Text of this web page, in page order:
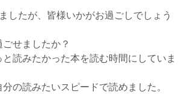
したが、皆様いかがお過ごしでしょう
せましたか？
読みたかった本を読む時間にしていま
の読みたいスピードで読めました。